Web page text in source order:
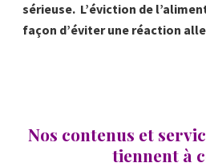
sérieuse. L’éviction de
façon d’éviter une réaction
Nos contenus et
tiennent à